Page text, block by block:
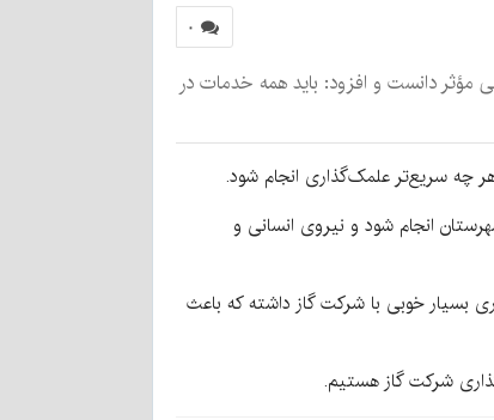
۰
مؤثر دانست و افزود: باید همه خدمات در
هر چه سریع‌تر علمک‌گذاری انجام شود.
انجام شود و نیروی انسانی و
بسیار خوبی با شرکت گاز داشته که باعث
شرکت گاز هستیم.